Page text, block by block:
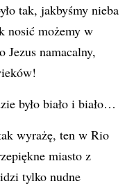
tak, jakbyśmy nieba
nosić możemy w
Jezus namacalny,
było biało i biało…
wyrażę, ten w Rio
miasto z
tylko nudne